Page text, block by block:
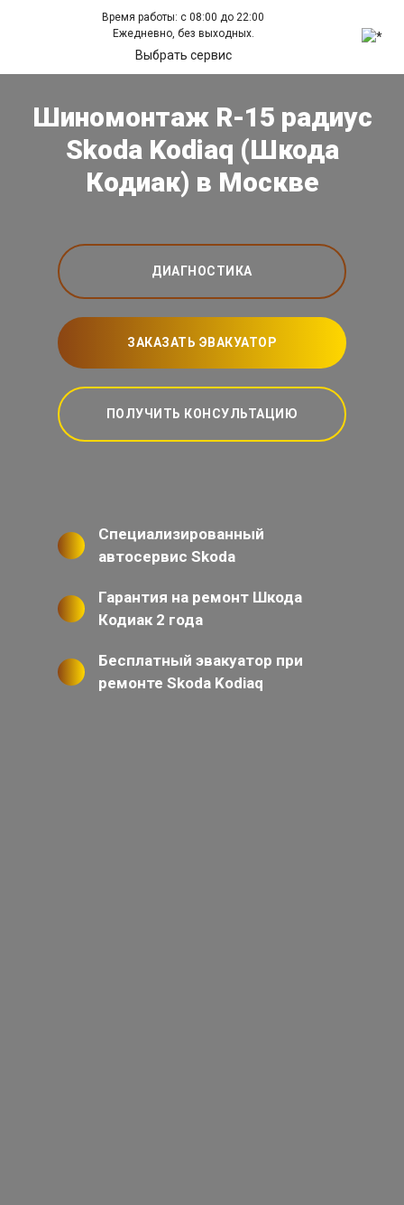
Время работы: с 08:00 до 22:00
Ежедневно, без выходных.
Выбрать сервис
Шиномонтаж R-15 радиус
Skoda Kodiaq (Шкода
Кодиак) в Москве
ДИАГНОСТИКА
ЗАКАЗАТЬ ЭВАКУАТОР
ПОЛУЧИТЬ КОНСУЛЬТАЦИЮ
Специализированный
автосервис Skoda
Гарантия на ремонт Шкода
Кодиак 2 года
Бесплатный эвакуатор при
ремонте Skoda Kodiaq